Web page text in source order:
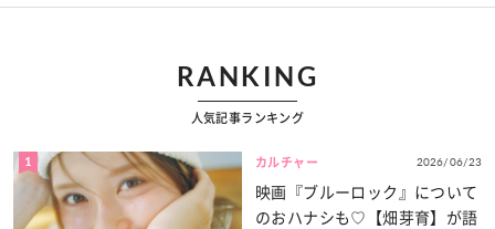
RANKING
人気記事ランキング
1 カルチャー 2026/06/23
映画『ブルーロック』について
のおハナシも♡【畑芽育】が語